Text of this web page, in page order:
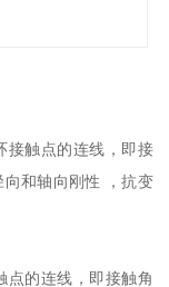
接触点的连线，即接
和轴向刚性 ，抗变
点的连线，即接触角